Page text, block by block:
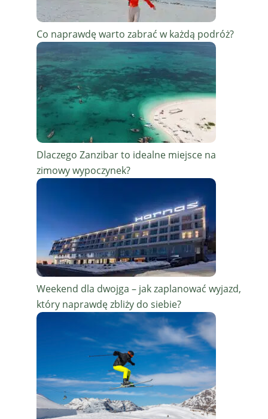
Co naprawdę warto zabrać w każdą podróż?
Dlaczego Zanzibar to idealne miejsce na
zimowy wypoczynek?
Weekend dla dwojga – jak zaplanować wyjazd,
który naprawdę zbliży do siebie?